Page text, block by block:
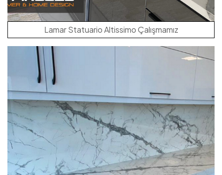
Lamar Statuario Altissimo Çalışmamız